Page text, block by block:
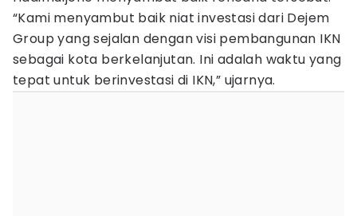
“Kami menyambut baik niat investasi dari Dejem
Group yang sejalan dengan visi pembangunan IKN
sebagai kota berkelanjutan. Ini adalah waktu yang
tepat untuk berinvestasi di IKN,” ujarnya.